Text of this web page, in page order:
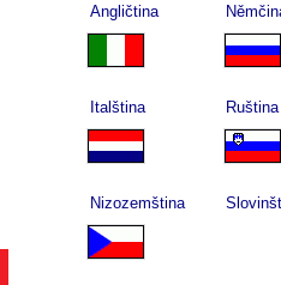
Angličtina
Italština Ruština
Nizozemština